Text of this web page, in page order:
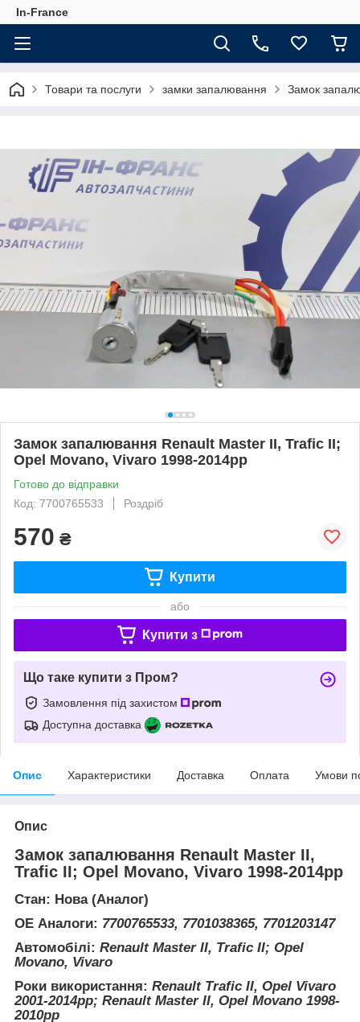
In-France
Товари та послуги замки запалювання Замок
Замок запалювання Renault Master II, Trafic II;
Opel Movano, Vivaro 1998-2014рр
Готово до відправки
Код: 7700765533
Роздріб
570 ₴
Купити
або
Купити з
Що таке купити з Пром?
Замовлення під захистом
Доступна доставка
Опис Характеристики Доставка Оплата Умови
Опис
Замок запалювання Renault Master II,
Trafic II; Opel Movano, Vivaro 1998-2014рр
Стан: Нова (Аналог)
ОЕ Аналоги: 7700765533, 7701038365, 7701203147
Автомобілі: Renault Master II, Trafic II; Opel
Movano, Vivaro
Роки використання: Renault Trafic II, Opel Vivaro
2001-2014рр; Renault Master II, Opel Movano 1998-
2010рр